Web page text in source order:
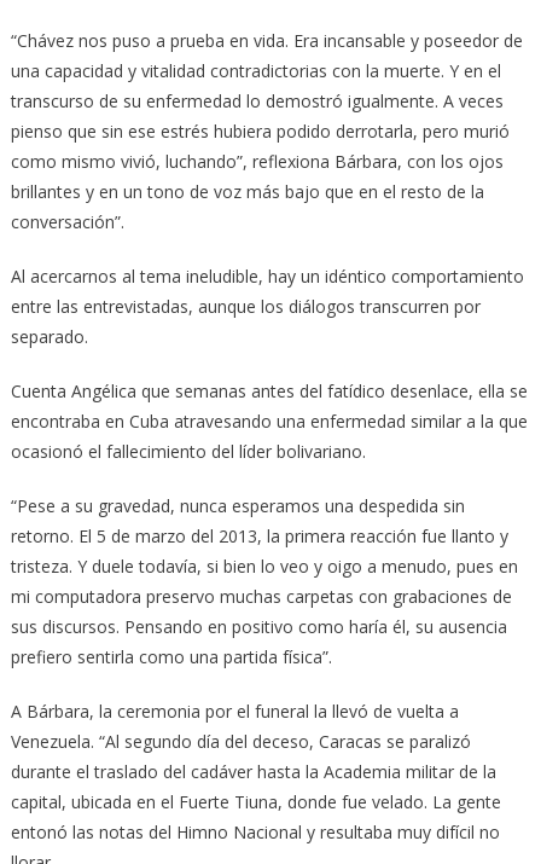
“Chávez nos puso a prueba en vida. Era incansable y poseedor de
una capacidad y vitalidad contradictorias con la muerte. Y en el
transcurso de su enfermedad lo demostró igualmente. A veces
pienso que sin ese estrés hubiera podido derrotarla, pero murió
como mismo vivió, luchando”, reflexiona Bárbara, con los ojos
brillantes y en un tono de voz más bajo que en el resto de la
conversación”.
Al acercarnos al tema ineludible, hay un idéntico comportamiento
entre las entrevistadas, aunque los diálogos transcurren por
separado.
Cuenta Angélica que semanas antes del fatídico desenlace, ella se
encontraba en Cuba atravesando una enfermedad similar a la que
ocasionó el fallecimiento del líder bolivariano.
“Pese a su gravedad, nunca esperamos una despedida sin
retorno. El 5 de marzo del 2013, la primera reacción fue llanto y
tristeza. Y duele todavía, si bien lo veo y oigo a menudo, pues en
mi computadora preservo muchas carpetas con grabaciones de
sus discursos. Pensando en positivo como haría él, su ausencia
prefiero sentirla como una partida física”.
A Bárbara, la ceremonia por el funeral la llevó de vuelta a
Venezuela. “Al segundo día del deceso, Caracas se paralizó
durante el traslado del cadáver hasta la Academia militar de la
capital, ubicada en el Fuerte Tiuna, donde fue velado. La gente
entonó las notas del Himno Nacional y resultaba muy difícil no